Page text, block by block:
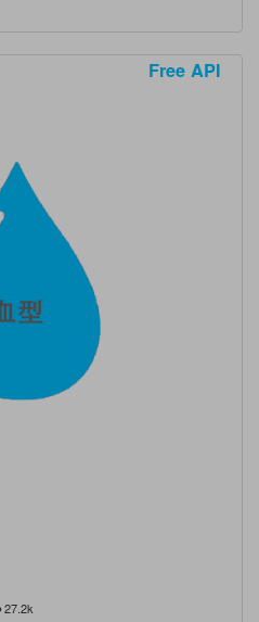
Free API
27.2k